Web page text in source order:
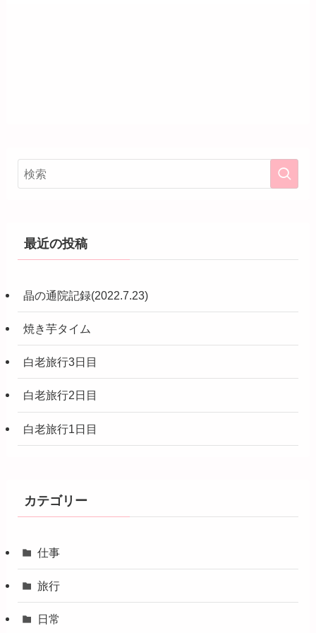
最近の投稿
晶の通院記録(2022.7.23)
焼き芋タイム
白老旅行3日目
白老旅行2日目
白老旅行1日目
カテゴリー
仕事
旅行
日常